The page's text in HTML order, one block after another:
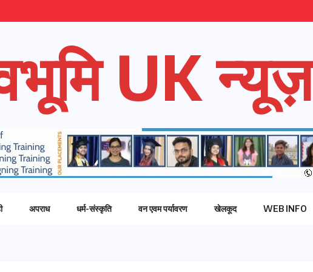
UK न्यूज़
अपराध धर्म-संस्कृति वन एवम पर्यावरण खेलकूद WEB INFO